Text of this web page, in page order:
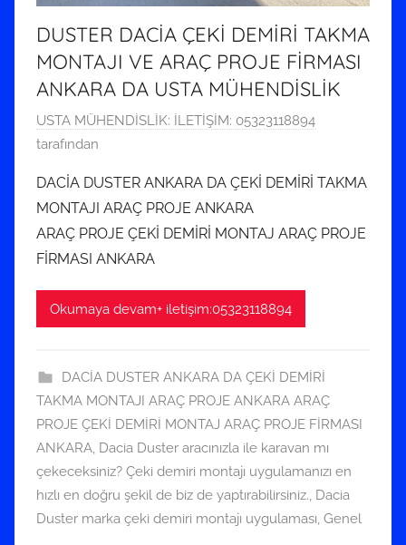
DUSTER DACİA ÇEKİ DEMİRİ TAKMA
MONTAJI VE ARAÇ PROJE FİRMASI
ANKARA DA USTA MÜHENDİSLİK
2
8
r
a
l
ı
1
t
a
r
i
h
i
USTA MÜHENDİSLİK: İLETİŞİM: 05323118894
tarafından
DACİA DUSTER ANKARA DA ÇEKİ DEMİRİ TAKMA
MONTAJI ARAÇ PROJE ANKARA
ARAÇ PROJE ÇEKİ DEMİRİ MONTAJ ARAÇ PROJE
FİRMASI ANKARA
Okumaya devam+ iletişim:05323118894
DACİA DUSTER ANKARA DA ÇEKİ DEMİRİ
TAKMA MONTAJI ARAÇ PROJE ANKARA ARAÇ
PROJE ÇEKİ DEMİRİ MONTAJ ARAÇ PROJE FİRMASI
ANKARA, Dacia Duster aracınızla ile karavan mı
çekeceksiniz? Çeki demiri montajı uygulamanızı en
hızlı en doğru şekil de biz de yaptırabilirsiniz., Dacia
Duster marka çeki demiri montajı uygulaması, Genel